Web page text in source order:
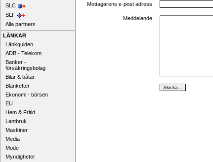
SLC
SLF
Alla partners
LÄNKAR
Länkguiden
ADB - Telekom
Banker -
försäkringsbolag
Bilar & båtar
Blanketter
Ekonomi - börsen
EU
Hem & Fritid
Lantbruk
Maskiner
Media
Mode
Myndigheter
Mottagarens e-post adress
Meddelande